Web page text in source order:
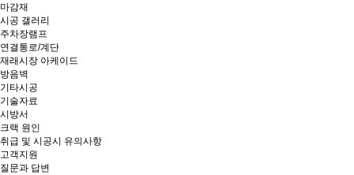
마감재
시공 갤러리
주차장램프
연결통로/계단
재래시장 아케이드
방음벽
기타시공
기술자료
시방서
크랙 원인
취급 및 시공시 유의사항
고객지원
질문과 답변